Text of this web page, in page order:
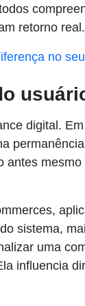
retorno real.
no
digital.
antes
sistema,
uma
influencia